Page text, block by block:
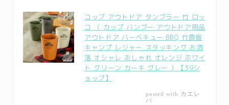
コップ アウトドア タンブラー 竹 ロッ
コ （ カップ バンブー アウトドア用品
アウトドア バーベキュー BBQ 竹食器
キャンプ レジャー スタッキング お洒
落 オシャレ おしゃれ オレンジ ホワイ
ト グリーン カーキ グレー ）【39シ
ョップ】
posted with カエレ
バ